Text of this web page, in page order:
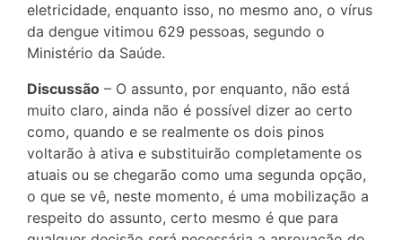
eletricidade, enquanto isso, no mesmo ano, o vírus
da dengue vitimou 629 pessoas, segundo o
Ministério da Saúde.
Discussão – O assunto, por enquanto, não está
muito claro, ainda não é possível dizer ao certo
como, quando e se realmente os dois pinos
voltarão à ativa e substituirão completamente os
atuais ou se chegarão como uma segunda opção,
o que se vê, neste momento, é uma mobilização a
respeito do assunto, certo mesmo é que para